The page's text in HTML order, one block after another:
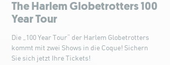
The Harlem Globetrotters 100
Year Tour
Die „100 Year Tour“ der Harlem Globetrotters
kommt mit zwei Shows in die Coque! Sichern
Sie sich jetzt Ihre Tickets!